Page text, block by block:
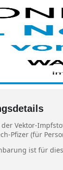
Vektor-
Pfizer (für
ist für